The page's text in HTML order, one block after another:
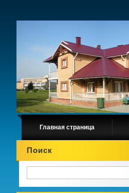
Главная страница
Поиск